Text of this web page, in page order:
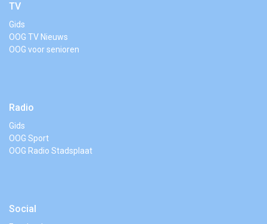
TV
Gids
OOG TV Nieuws
OOG voor senioren
Radio
Gids
OOG Sport
OOG Radio Stadsplaat
Social